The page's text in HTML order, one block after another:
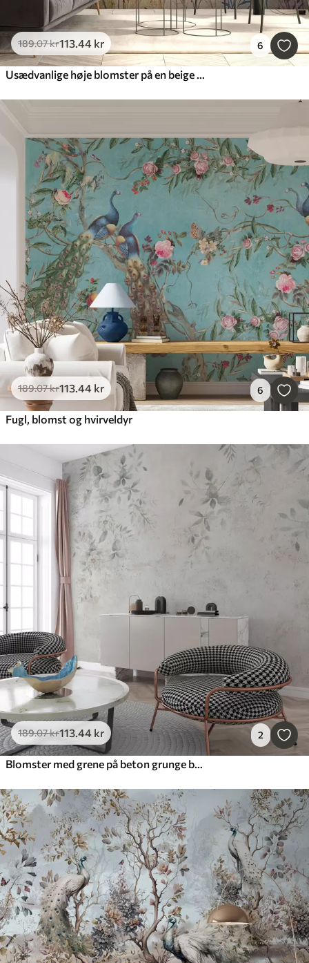
189.07kr113.44 kr 6
Usædvanlige høje blomster på en beige baggrund
189.07kr113.44 kr 6
Fugl, blomst og hvirveldyr
189.07kr113.44 kr 2
Blomster med grene på beton grunge baggrund minimalisme